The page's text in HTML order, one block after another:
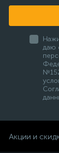
даю
Акции и